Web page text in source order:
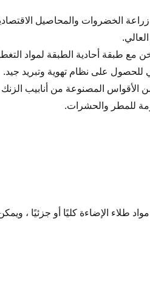
الخضروات والمحاصيل
مع طبقة أحادية الطبقة لمواد
للحصول على نظام تهوية وتبريد جيد.
المصنوعة من أنابيب الزنك
للمطر والحشرات.
طلاء الإضاءة كليًا أو جزئيًا ،